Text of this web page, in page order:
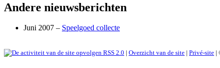
Andere nieuwsberichten
Juni 2007 – Speelgoed collecte
RSS 2.0 | Overzicht van de site | Privé-site |